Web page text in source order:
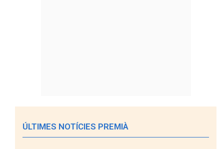
ÚLTIMES NOTÍCIES PREMIÀ